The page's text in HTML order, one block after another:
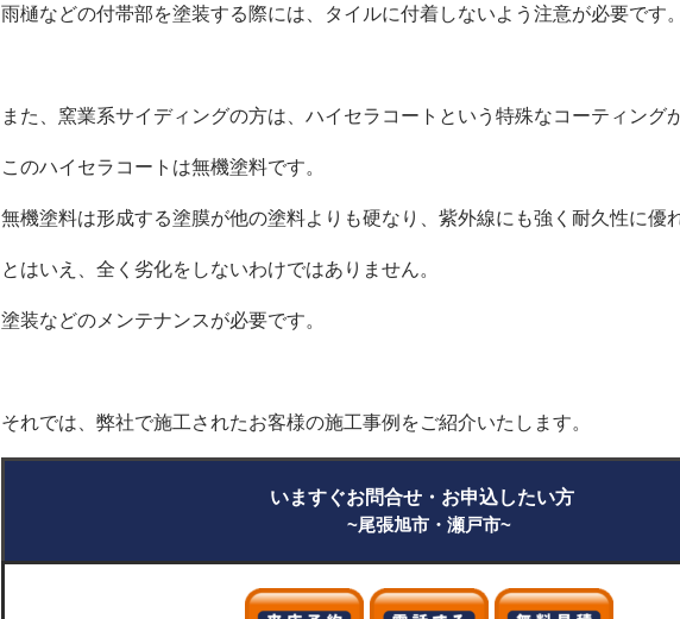
雨樋などの付帯部を塗装する際には、タイルに付着しないよう注意が必要です。
また、窯業系サイディングの方は、ハイセラコートという特殊なコーティング
このハイセラコートは無機塗料です。
無機塗料は形成する塗膜が他の塗料よりも硬なり、紫外線にも強く耐久性に優
とはいえ、全く劣化をしないわけではありません。
塗装などのメンテナンスが必要です。
それでは、弊社で施工されたお客様の施工事例をご紹介いたします。
いますぐお問合せ・お申込したい方
~尾張旭市・瀬戸市~